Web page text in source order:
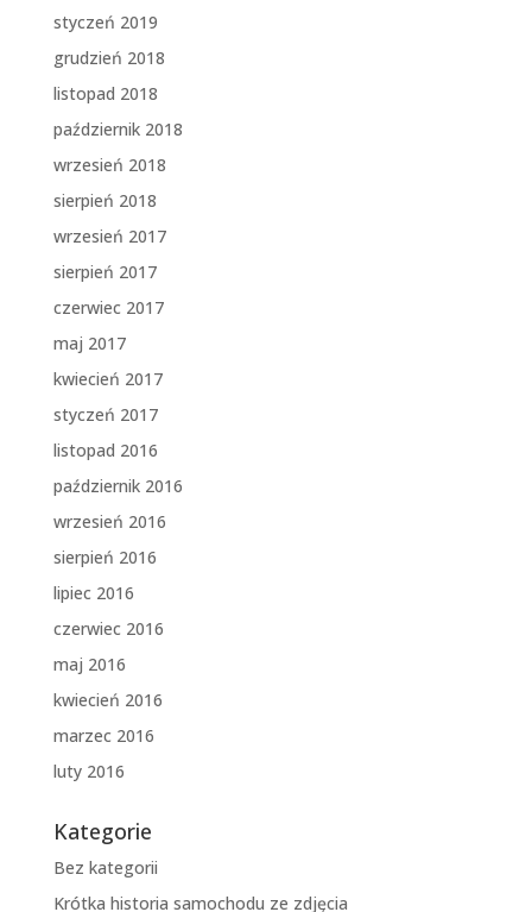
styczeń 2019
grudzień 2018
listopad 2018
październik 2018
wrzesień 2018
sierpień 2018
wrzesień 2017
sierpień 2017
czerwiec 2017
maj 2017
kwiecień 2017
styczeń 2017
listopad 2016
październik 2016
wrzesień 2016
sierpień 2016
lipiec 2016
czerwiec 2016
maj 2016
kwiecień 2016
marzec 2016
luty 2016
Kategorie
Bez kategorii
Krótka historia samochodu ze zdjęcia